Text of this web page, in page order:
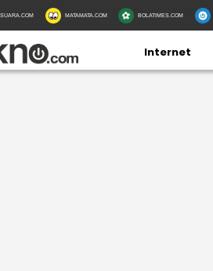
SUARA.COM MATAMATA.COM BOLATIMES.COM
Internet